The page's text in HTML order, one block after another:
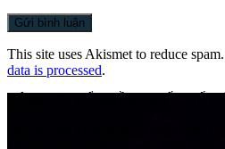
This site uses Akismet to reduce spam.
data is processed.
Số 41 Ngách 58 Ngõ 108,